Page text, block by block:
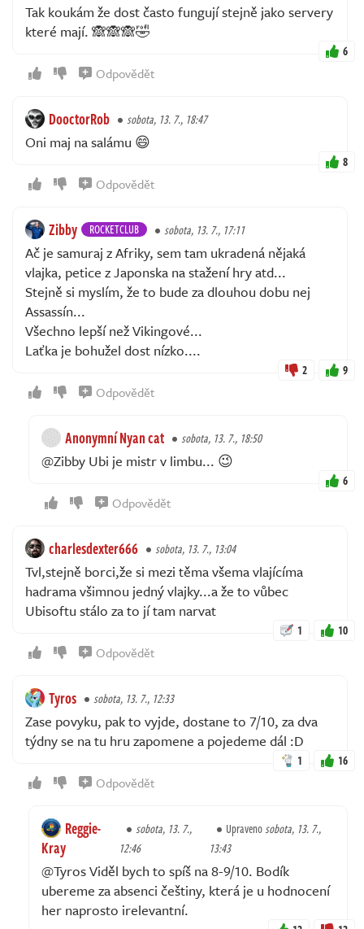
Tak koukám že dost často fungují stejně jako servery
které mají. 🙈🙈🙈🤣
6
Odpovědět
DooctorRob sobota, 13. 7., 18:47
Oni maj na salámu 😄
8
Odpovědět
Zibby ROCKETCLUB sobota, 13. 7., 17:11
Ač je samuraj z Afriky, sem tam ukradená nějaká
vlajka, petice z Japonska na stažení hry atd...
Stejně si myslím, že to bude za dlouhou dobu nej
Assassín...
Všechno lepší než Vikingové...
Laťka je bohužel dost nízko....
2 9
Odpovědět
Anonymní Nyan cat sobota, 13. 7., 18:50
@Zibby Ubi je mistr v limbu... 😉
6
Odpovědět
charlesdexter666 sobota, 13. 7., 13:04
Tvl,stejně borci,že si mezi těma všema vlajícíma
hadrama všimnou jedný vlajky...a že to vůbec
Ubisoftu stálo za to jí tam narvat
1 10
Odpovědět
Tyros sobota, 13. 7., 12:33
Zase povyku, pak to vyjde, dostane to 7/10, za dva
týdny se na tu hru zapomene a pojedeme dál :D
1 16
Odpovědět
Reggie-
Kray
sobota, 13. 7.,
12:46
Upravenosobota, 13. 7.,
13:43
@Tyros Viděl bych to spíš na 8-9/10. Bodík
ubereme za absenci češtiny, která je u hodnocení
her naprosto irelevantní.